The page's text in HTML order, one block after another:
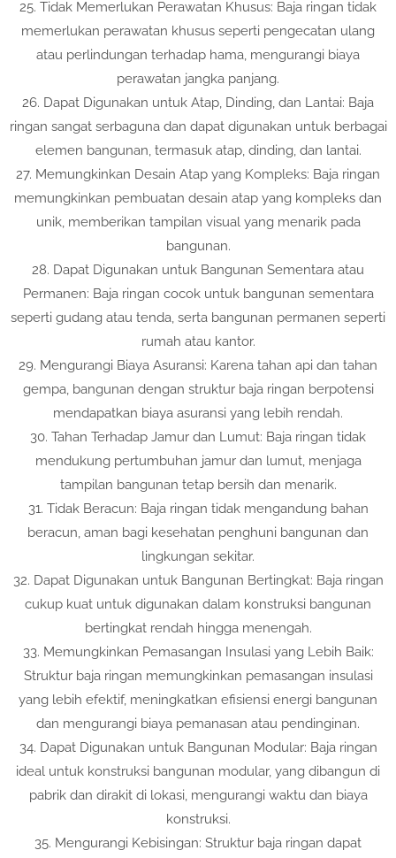
25. Tidak Memerlukan Perawatan Khusus: Baja ringan tidak
memerlukan perawatan khusus seperti pengecatan ulang
atau perlindungan terhadap hama, mengurangi biaya
perawatan jangka panjang.
26. Dapat Digunakan untuk Atap, Dinding, dan Lantai: Baja
ringan sangat serbaguna dan dapat digunakan untuk berbagai
elemen bangunan, termasuk atap, dinding, dan lantai.
27. Memungkinkan Desain Atap yang Kompleks: Baja ringan
memungkinkan pembuatan desain atap yang kompleks dan
unik, memberikan tampilan visual yang menarik pada
bangunan.
28. Dapat Digunakan untuk Bangunan Sementara atau
Permanen: Baja ringan cocok untuk bangunan sementara
seperti gudang atau tenda, serta bangunan permanen seperti
rumah atau kantor.
29. Mengurangi Biaya Asuransi: Karena tahan api dan tahan
gempa, bangunan dengan struktur baja ringan berpotensi
mendapatkan biaya asuransi yang lebih rendah.
30. Tahan Terhadap Jamur dan Lumut: Baja ringan tidak
mendukung pertumbuhan jamur dan lumut, menjaga
tampilan bangunan tetap bersih dan menarik.
31. Tidak Beracun: Baja ringan tidak mengandung bahan
beracun, aman bagi kesehatan penghuni bangunan dan
lingkungan sekitar.
32. Dapat Digunakan untuk Bangunan Bertingkat: Baja ringan
cukup kuat untuk digunakan dalam konstruksi bangunan
bertingkat rendah hingga menengah.
33. Memungkinkan Pemasangan Insulasi yang Lebih Baik:
Struktur baja ringan memungkinkan pemasangan insulasi
yang lebih efektif, meningkatkan efisiensi energi bangunan
dan mengurangi biaya pemanasan atau pendinginan.
34. Dapat Digunakan untuk Bangunan Modular: Baja ringan
ideal untuk konstruksi bangunan modular, yang dibangun di
pabrik dan dirakit di lokasi, mengurangi waktu dan biaya
konstruksi.
35. Mengurangi Kebisingan: Struktur baja ringan dapat